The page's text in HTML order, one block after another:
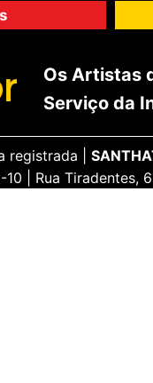
Os Artistas
Serviço da
registrada |
10 | Rua Tiradentes,